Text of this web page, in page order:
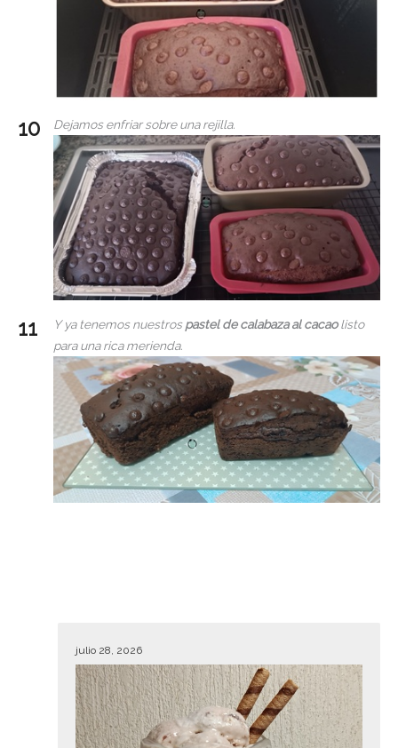
Dejamos enfriar sobre una rejilla.
Y ya tenemos nuestrospastel de calabaza al cacaolisto
para una rica merienda.
julio 28, 2026